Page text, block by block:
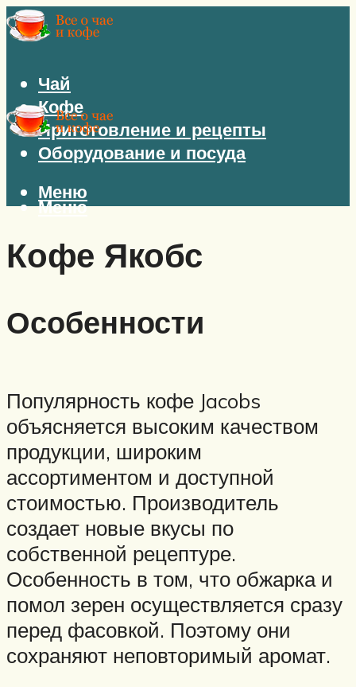
Чай
Кофе
Приготовление и рецепты
Оборудование и посуда
Меню
Меню
Кофе Якобс
Особенности
Популярность кофе Jacobs
объясняется высоким качеством
продукции, широким
ассортиментом и доступной
стоимостью. Производитель
создает новые вкусы по
собственной рецептуре.
Особенность в том, что обжарка и
помол зерен осуществляется сразу
перед фасовкой. Поэтому они
сохраняют неповторимый аромат.